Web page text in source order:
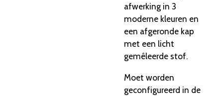
afwerking in 3
moderne kleuren en
een afgeronde kap
met een licht
gemêleerde stof.
Moet worden
geconfigureerd in de